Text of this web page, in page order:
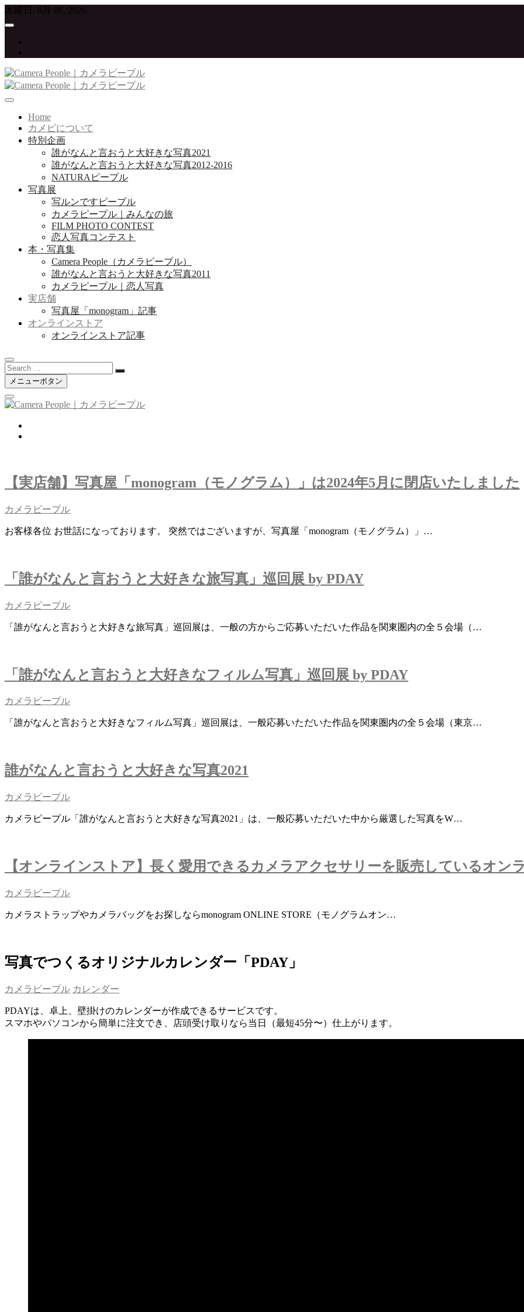
Skip
content
木曜日, 8月 06, 2026
Camera People｜カメラピープル
写真が大好きな人たちをつなげていくプロジェクト
Home
カメピについて
特別企画
誰がなんと言おうと大好きな写真2021
誰がなんと言おうと大好きな写真2012-2016
NATURAピープル
写真展
写ルンですピープル
カメラピープル｜みんなの旅
FILM PHOTO CONTEST
恋人写真コンテスト
本・写真集
Camera People（カメラピープル）
誰がなんと言おうと大好きな写真2011
カメラピープル｜恋人写真
実店舗
写真屋「monogram」記事
オンラインストア
オンラインストア記事
Search
…メニューボタン
【実店舗】写真屋「monogram（モノグラム）」は2024年5月に閉店いたしました
カメラピープル
お客様各位 お世話になっております。 突然ではございますが、写真屋「monogram（モノグラム）」…
「誰がなんと言おうと大好きな旅写真」巡回展 by PDAY
カメラピープル
「誰がなんと言おうと大好きな旅写真」巡回展は、一般の方からご応募いただいた作品を関東圏内の全５会場（…
「誰がなんと言おうと大好きなフィルム写真」巡回展 by PDAY
カメラピープル
「誰がなんと言おうと大好きなフィルム写真」巡回展は、一般応募いただいた作品を関東圏内の全５会場（東京…
誰がなんと言おうと大好きな写真2021
カメラピープル
カメラピープル「誰がなんと言おうと大好きな写真2021」は、一般応募いただいた中から厳選した写真をW…
【オンラインストア】長く愛用できるカメラアクセサリーを販売しているオン
カメラピープル
カメラストラップやカメラバッグをお探しならmonogram ONLINE STORE（モノグラムオン…
写真でつくるオリジナルカレンダー「PDAY」
カメラピープル カレンダー
PDAYは、卓上、壁掛けのカレンダーが作成できるサービスです。
スマホやパソコンから簡単に注文でき、店頭受け取りなら当日（最短45分〜）仕上がります。